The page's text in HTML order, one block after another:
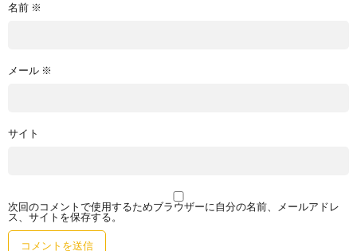
名前 ※
メール ※
サイト
次回のコメントで使用するためブラウザーに自分の名前、メールアドレ
ス、サイトを保存する。